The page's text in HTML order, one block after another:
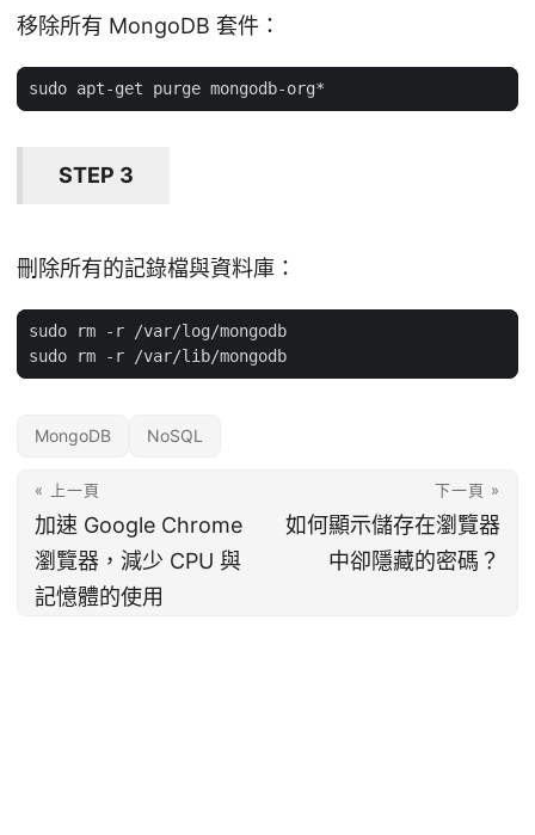
移除所有 MongoDB 套件：
STEP 3
刪除所有的記錄檔與資料庫：
MongoDB NoSQL
« 上一頁
加速 Google Chrome
瀏覽器，減少 CPU 與
記憶體的使用
下一頁 »
如何顯示儲存在瀏覽器
中卻隱藏的密碼？